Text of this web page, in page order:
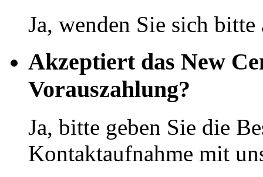
Ja, wenden Sie sich
Akzeptiert das New
Vorauszahlung?
Ja, bitte geben Sie die
Kontaktaufnahme mit